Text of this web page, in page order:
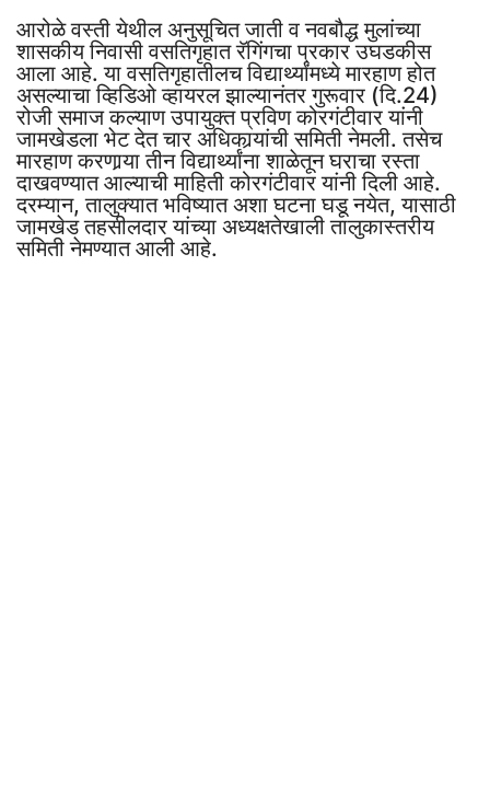
आरोळे वस्ती येथील अनुसूचित जाती व नवबौद्ध मुलांच्या
शासकीय निवासी वसतिगृहात रॅगिंगचा प्रकार उघडकीस
आला आहे. या वसतिगृहातीलच विद्यार्थ्यांमध्ये मारहाण होत
असल्याचा व्हिडिओ व्हायरल झाल्यानंतर गुरूवार (दि.24)
रोजी समाज कल्याण उपायुक्त प्रविण कोरगंटीवार यांनी
जामखेडला भेट देत चार अधिकार्‍यांची समिती नेमली. तसेच
मारहाण करणार्‍या तीन विद्यार्थ्यांना शाळेतून घराचा रस्ता
दाखवण्यात आल्याची माहिती कोरगंटीवार यांनी दिली आहे.
दरम्यान, तालुक्यात भविष्यात अशा घटना घडू नयेत, यासाठी
जामखेड तहसीलदार यांच्या अध्यक्षतेखाली तालुकास्तरीय
समिती नेमण्यात आली आहे.